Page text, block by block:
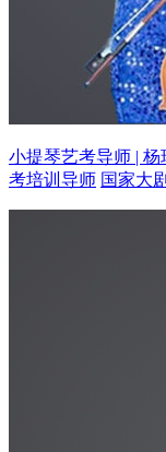
小提琴艺考导师 | 杨
考培训导师 国家大